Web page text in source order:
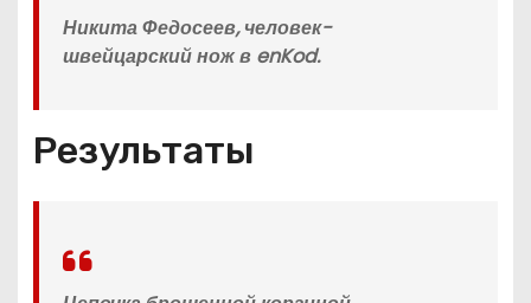
Никита Федосеев, человек-
швейцарский нож в enKod.
Результаты